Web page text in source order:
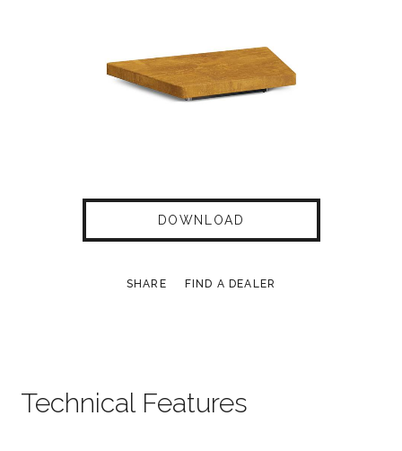
DOWNLOAD
SHARE FIND A DEALER
Technical Features